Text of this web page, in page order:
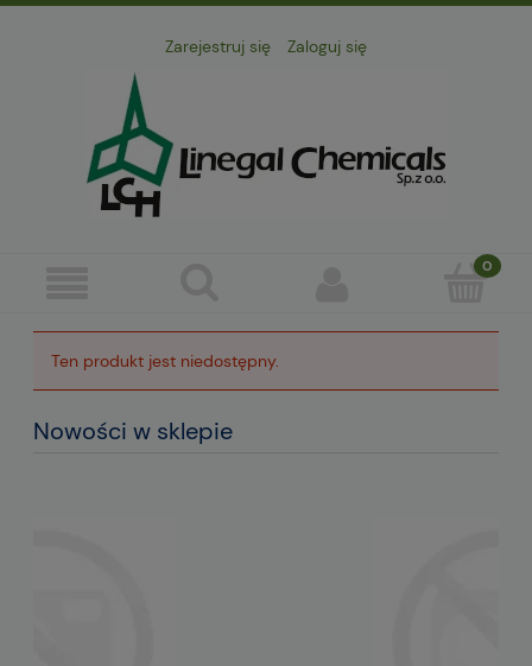
Zarejestruj się Zaloguj się
Ten produkt jest niedostępny.
Nowości w sklepie